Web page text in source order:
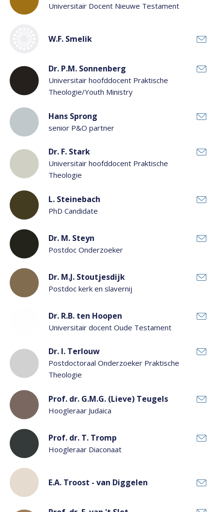
Universitair Docent Nieuwe Testament
W.F. Smelik
Dr. P.M. Sonnenberg
Universitair hoofddocent Praktische
Theologie/Youth Ministry
Hans Sprong
senior P&O partner
Dr. F. Stark
Universitair hoofddocent Praktische
Theologie
L. Steinebach
PhD Candidate
Dr. M. Steyn
Postdoc Onderzoeker
Dr. M.J. Stoutjesdijk
Postdoc kerk en slavernij
Dr. R.B. ten Hoopen
Universitair docent Oude Testament
Dr. I. Terlouw
Postdoctoraal Onderzoeker Praktische
Theologie
Prof. dr. G.M.G. (Lieve) Teugels
Hoogleraar Judaica
Prof. dr. T. Tromp
Hoogleraar Diaconaat
E.A. Troost - van Diggelen